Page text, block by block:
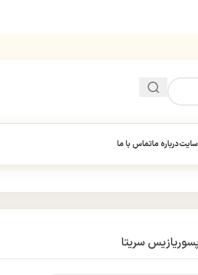
سایتدرباره ماتماس با ما
سریتا